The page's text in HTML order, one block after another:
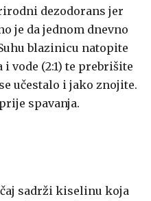
dezodorans jer
je da jednom dnevno
blazinicu natopite
vode (2:1) te prebrišite
učestalo i jako znojite.
spavanja.
sadrži kiselinu koja